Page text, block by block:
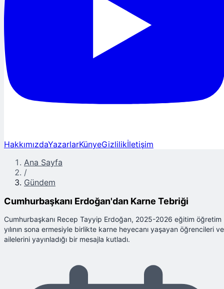
HakkımızdaYazarlarKünyeGizlilikİletişim
Ana Sayfa
/
Gündem
Cumhurbaşkanı Erdoğan'dan Karne Tebriği
Cumhurbaşkanı Recep Tayyip Erdoğan, 2025-2026 eğitim öğretim
yılının sona ermesiyle birlikte karne heyecanı yaşayan öğrencileri ve
ailelerini yayınladığı bir mesajla kutladı.